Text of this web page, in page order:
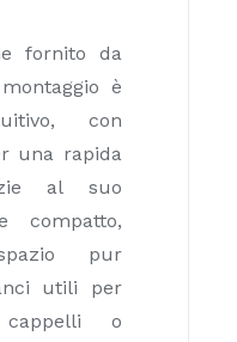
fornito da
è
con
una rapida
al suo
compatto,
pur
utili per
cappelli o